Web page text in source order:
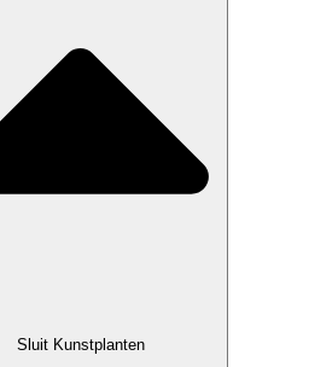
Sluit Kunstplanten